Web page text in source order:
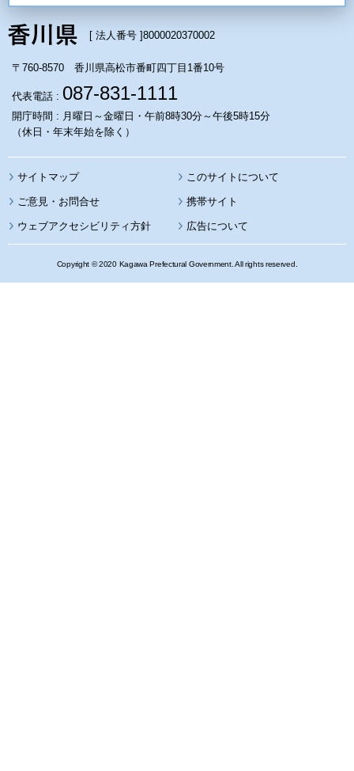
[ 法人番号 ]8000020370002
〒760-8570 香川県高松市番町四丁目1番10号
代表電話 : 087-831-1111
開庁時間 : 月曜日～金曜日・午前8時30分～午後5時15分
（休日・年末年始を除く）
サイトマップ このサイトについて
携帯サイト
ウェブアクセシビリティ方針 広告について
Copyright © 2020 Kagawa Prefectural Government. All rights reserved.